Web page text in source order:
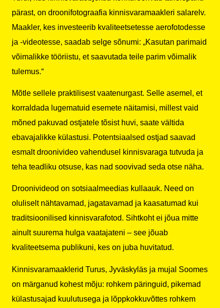
pärast, on droonifotograafia kinnisvaramaakleri salarelv.
Maakler, kes investeerib kvaliteetsetesse aerofotodesse
ja -videotesse, saadab selge sõnumi: „Kasutan parimaid
võimalikke tööriistu, et saavutada teile parim võimalik
tulemus.“
Mõtle sellele praktilisest vaatenurgast. Selle asemel, et
korraldada lugematuid esemete näitamisi, millest vaid
mõned pakuvad ostjatele tõsist huvi, saate vältida
ebavajalikke külastusi. Potentsiaalsed ostjad saavad
esmalt droonivideo vahendusel kinnisvaraga tutvuda ja
teha teadliku otsuse, kas nad soovivad seda otse näha.
Droonivideod on sotsiaalmeedias kullaauk. Need on
oluliselt nähtavamad, jagatavamad ja kaasatumad kui
traditsioonilised kinnisvarafotod. Sihtkoht ei jõua mitte
ainult suurema hulga vaatajateni – see jõuab
kvaliteetsema publikuni, kes on juba huvitatud.
Kinnisvaramaaklerid Turus, Jyväskyläs ja mujal Soomes
on märganud kohest mõju: rohkem päringuid, pikemad
külastusajad kuulutusega ja lõppkokkuvõttes rohkem